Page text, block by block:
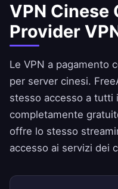
VPN Cinese
Provider
Le VPN a pagamento
per server cinesi.
stesso accesso a tutti
completamente
offre lo stesso
accesso ai servizi dei